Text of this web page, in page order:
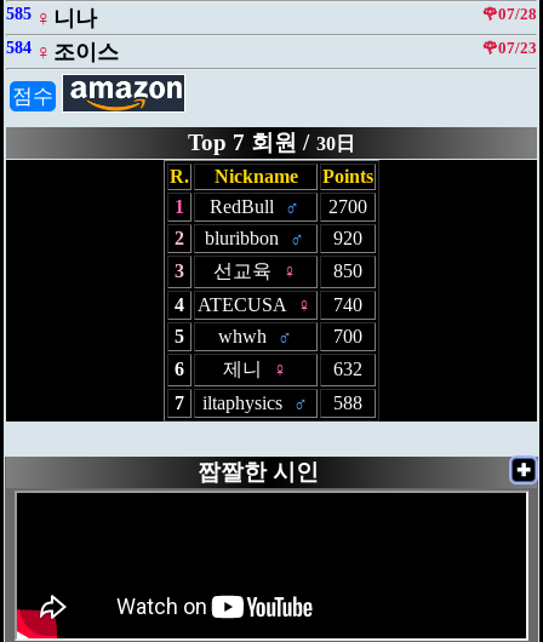
585 ♀ 니나
🌹07/28
584 ♀ 조이스 🌹07/23
점수
Top 7 회원 / 30日
R.
Nickname
Points
1
RedBull ♂
2700
2
bluribbon ♂
920
3
선교육 ♀
850
4
ATECUSA ♀
740
5
whwh ♂
700
6
제니 ♀
632
7
iltaphysics ♂ 588
짭짤한 시인 ✚